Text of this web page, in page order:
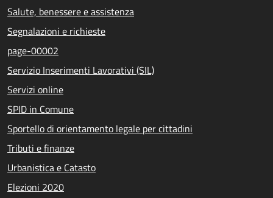
Salute, benessere e assistenza
Segnalazioni e richieste
page-00002
Servizio Inserimenti Lavorativi (SIL)
Servizi online
SPID in Comune
Sportello di orientamento legale per cittadini
Tributi e finanze
Urbanistica e Catasto
Elezioni 2020